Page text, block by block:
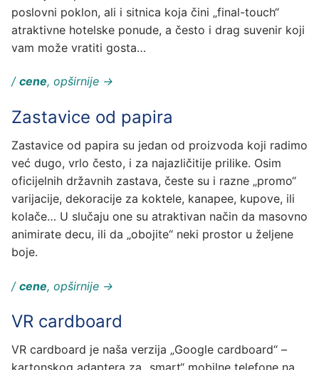
poslovni poklon, ali i sitnica koja čini „final-touch“
atraktivne hotelske ponude, a često i drag suvenir koji
vam može vratiti gosta…
/ cene, opširnije →
Zastavice od papira
Zastavice od papira su jedan od proizvoda koji radimo
već dugo, vrlo često, i za najazličitije prilike. Osim
oficijelnih državnih zastava, česte su i razne „promo“
varijacije, dekoracije za koktele, kanapee, kupove, ili
kolače… U slučaju one su atraktivan način da masovno
animirate decu, ili da „obojite“ neki prostor u željene
boje.
/ cene, opširnije →
VR cardboard
VR cardboard je naša verzija „Google cardboard“ –